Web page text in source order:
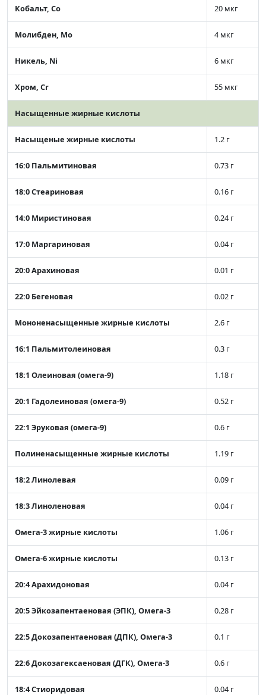
Кобальт, Co 20 мкг
Молибден, Mo 4 мкг
Никель, Ni 6 мкг
Хром, Cr 55 мкг
Насыщенные жирные кислоты
Насыщеные жирные кислоты 1.2 г
16:0 Пальмитиновая 0.73 г
18:0 Стеариновая 0.16 г
14:0 Миристиновая 0.24 г
17:0 Маргариновая 0.04 г
20:0 Арахиновая 0.01 г
22:0 Бегеновая 0.02 г
Мононенасыщенные жирные кислоты 2.6 г
16:1 Пальмитолеиновая 0.3 г
18:1 Олеиновая (омега-9) 1.18 г
20:1 Гадолеиновая (омега-9) 0.52 г
22:1 Эруковая (омега-9) 0.6 г
Полиненасыщенные жирные кислоты 1.19 г
18:2 Линолевая 0.09 г
18:3 Линоленовая 0.04 г
Омега-3 жирные кислоты 1.06 г
Омега-6 жирные кислоты 0.13 г
20:4 Арахидоновая 0.04 г
20:5 Эйкозапентаеновая (ЭПК), Омега-3 0.28 г
22:5 Докозапентаеновая (ДПК), Омега-3 0.1 г
22:6 Докозагексаеновая (ДГК), Омега-3 0.6 г
18:4 Стиоридовая 0.04 г